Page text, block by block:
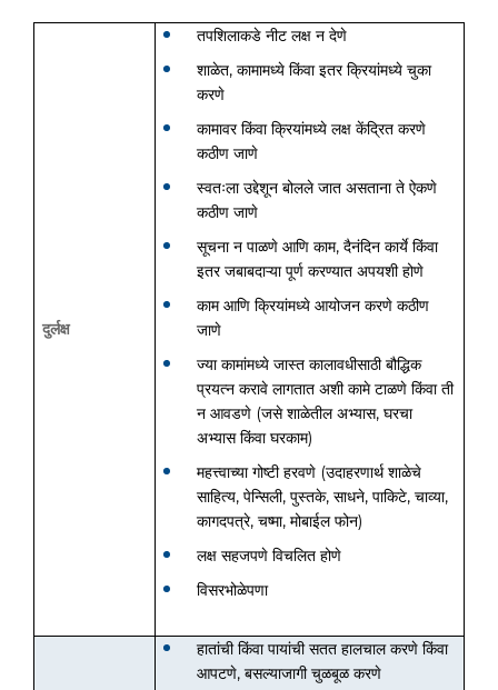
दुर्लक्ष
तपशिलाकडे नीट लक्ष न देणे
शाळेत, कामामध्ये किंवा इतर क्रियांमध्ये चुका
करणे
कामावर किंवा क्रियांमध्ये लक्ष केंद्रित करणे
कठीण जाणे
स्वतःला उद्देशून बोलले जात असताना ते ऐकणे
कठीण जाणे
सूचना न पाळणे आणि काम, दैनंदिन कार्ये किंवा
इतर जबाबदाऱ्या पूर्ण करण्यात अपयशी होणे
काम आणि क्रियांमध्ये आयोजन करणे कठीण
जाणे
ज्या कामांमध्ये जास्त कालावधीसाठी बौद्धिक
प्रयत्न करावे लागतात अशी कामे टाळणे किंवा ती
न आवडणे (जसे शाळेतील अभ्यास, घरचा
अभ्यास किंवा घरकाम)
महत्त्वाच्या गोष्टी हरवणे (उदाहरणार्थ शाळेचे
साहित्य, पेन्सिली, पुस्तके, साधने, पाकिटे, चाव्या,
कागदपत्रे, चष्मा, मोबाईल फोन)
लक्ष सहजपणे विचलित होणे
विसरभोळेपणा
हातांची किंवा पायांची सतत हालचाल करणे किंवा
आपटणे, बसल्याजागी चुळबूळ करणे